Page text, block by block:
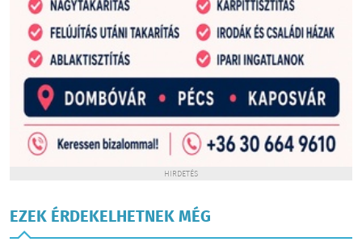
HIRDETÉS
EZEK ÉRDEKELHETNEK MÉG